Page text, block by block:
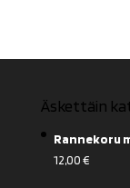
Äskettäin
Rannekoru
12,00€